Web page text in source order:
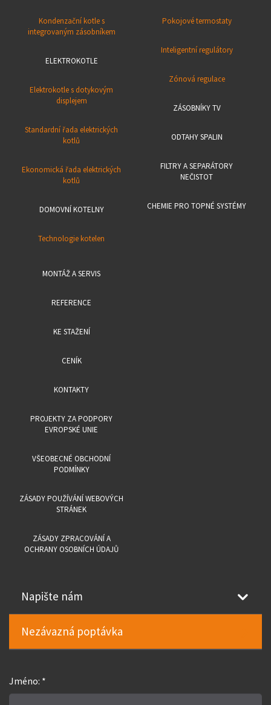
Kondenzační kotle s
integrovaným zásobníkem
ELEKTROKOTLE
Elektrokotle s dotykovým
displejem
Standardní řada elektrických
kotlů
Ekonomická řada elektrických
kotlů
DOMOVNÍ KOTELNY
Technologie kotelen
Pokojové termostaty
Inteligentní regulátory
Zónová regulace
ZÁSOBNÍKY TV
ODTAHY SPALIN
FILTRY A SEPARÁTORY
NEČISTOT
CHEMIE PRO TOPNÉ SYSTÉMY
MONTÁŽ A SERVIS
REFERENCE
KE STAŽENÍ
CENÍK
KONTAKTY
PROJEKTY ZA PODPORY
EVROPSKÉ UNIE
VŠEOBECNÉ OBCHODNÍ
PODMÍNKY
ZÁSADY POUŽÍVÁNÍ WEBOVÝCH
STRÁNEK
ZÁSADY ZPRACOVÁNÍ A
OCHRANY OSOBNÍCH ÚDAJŮ
Napište nám
Nezávazná poptávka
Jméno: *